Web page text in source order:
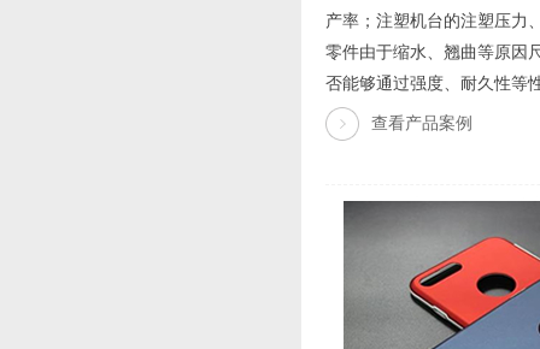
产率；注塑机台的注塑压力
零件由于缩水、翘曲等原因
否能够通过强度、耐久性
查看产品案例